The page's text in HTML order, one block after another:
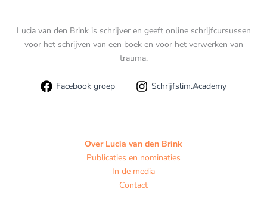
Lucia van den Brink is schrijver en geeft online schrijfcursussen
voor het schrijven van een boek en voor het verwerken van
trauma.
Facebook groep Schrijfslim.Academy
Over Lucia van den Brink
Publicaties en nominaties
In de media
Contact